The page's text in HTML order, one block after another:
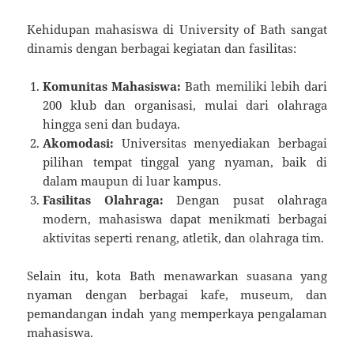
Kehidupan mahasiswa di University of Bath sangat
dinamis dengan berbagai kegiatan dan fasilitas:
Komunitas Mahasiswa: Bath memiliki lebih dari
200 klub dan organisasi, mulai dari olahraga
hingga seni dan budaya.
Akomodasi: Universitas menyediakan berbagai
pilihan tempat tinggal yang nyaman, baik di
dalam maupun di luar kampus.
Fasilitas Olahraga: Dengan pusat olahraga
modern, mahasiswa dapat menikmati berbagai
aktivitas seperti renang, atletik, dan olahraga tim.
Selain itu, kota Bath menawarkan suasana yang
nyaman dengan berbagai kafe, museum, dan
pemandangan indah yang memperkaya pengalaman
mahasiswa.